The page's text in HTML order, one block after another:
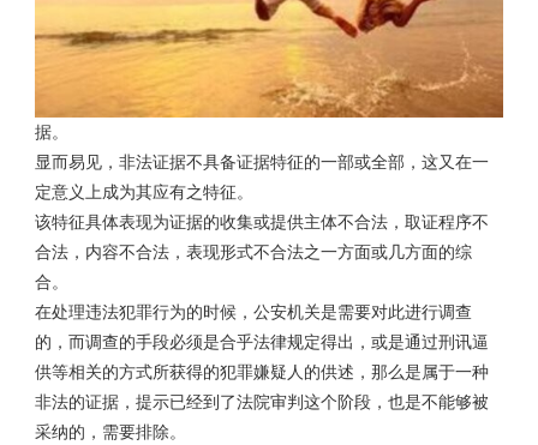
据。
显而易见，非法证据不具备证据特征的一部或全部，这又在一
定意义上成为其应有之特征。
该特征具体表现为证据的收集或提供主体不合法，取证程序不
合法，内容不合法，表现形式不合法之一方面或几方面的综
合。
在处理违法犯罪行为的时候，公安机关是需要对此进行调查
的，而调查的手段必须是合乎法律规定得出，或是通过刑讯逼
供等相关的方式所获得的犯罪嫌疑人的供述，那么是属于一种
非法的证据，提示已经到了法院审判这个阶段，也是不能够被
采纳的，需要排除。